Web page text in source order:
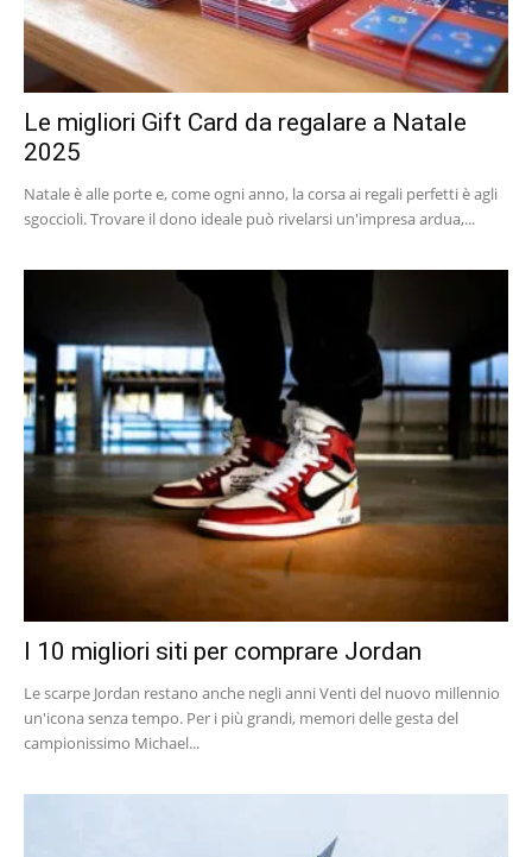
Le migliori Gift Card da regalare a Natale
2025
Natale è alle porte e, come ogni anno, la corsa ai regali perfetti è agli
sgoccioli. Trovare il dono ideale può rivelarsi un'impresa ardua,...
I 10 migliori siti per comprare Jordan
Le scarpe Jordan restano anche negli anni Venti del nuovo millennio
un'icona senza tempo. Per i più grandi, memori delle gesta del
campionissimo Michael...